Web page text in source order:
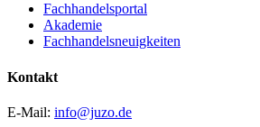
Fachhandelsportal
Akademie
Fachhandelsneuigkeiten
Kontakt
E-Mail: info@juzo.de